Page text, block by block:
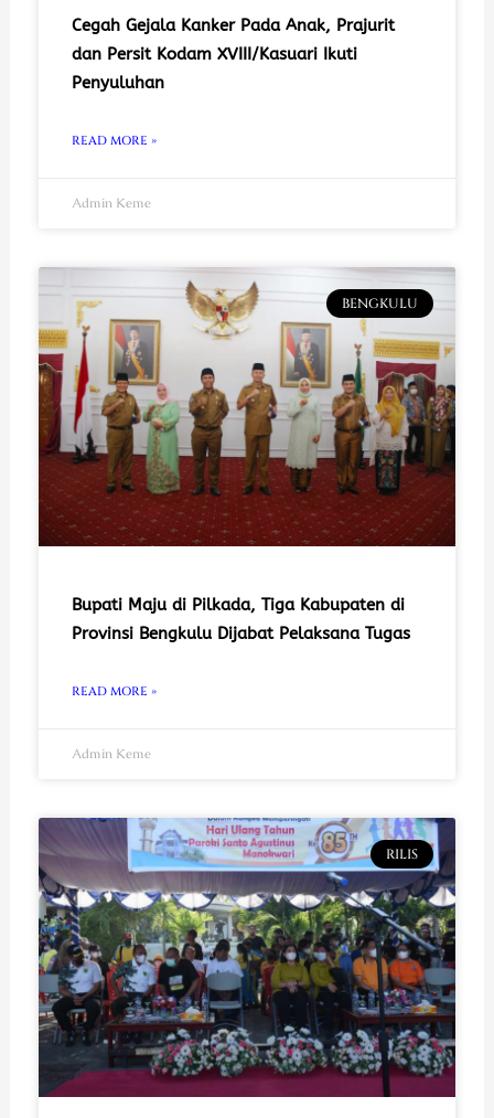
Cegah Gejala Kanker Pada Anak, Prajurit
dan Persit Kodam XVIII/Kasuari Ikuti
Penyuluhan
READ MORE »
Admin Keme
BENGKULU
Bupati Maju di Pilkada, Tiga Kabupaten di
Provinsi Bengkulu Dijabat Pelaksana Tugas
READ MORE »
Admin Keme
RILIS